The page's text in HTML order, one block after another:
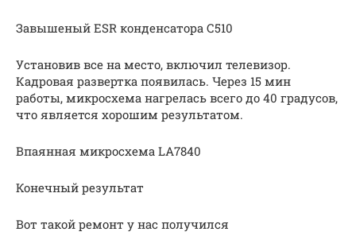
Завышеный ESR конденсатора С510
Установив все на место, включил телевизор.
Кадровая развертка появилась. Через 15 мин
работы, микросхема нагрелась всего до 40 градусов,
что является хорошим результатом.
Впаянная микросхема LA7840
Конечный результат
Вот такой ремонт у нас получился